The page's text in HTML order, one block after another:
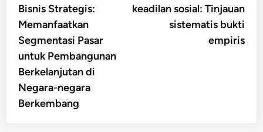
Bisnis Strategis:
Memanfaatkan
Segmentasi Pasar
untuk Pembangunan
Berkelanjutan di
Negara-negara
Berkembang
keadilan sosial: Tinjauan
sistematis bukti
empiris